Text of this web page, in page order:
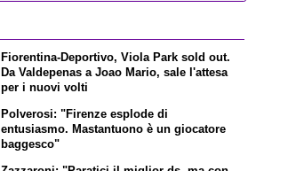
Fiorentina-Deportivo, Viola Park sold out.
Da Valdepenas a Joao Mario, sale l'attesa
per i nuovi volti
Polverosi: "Firenze esplode di
entusiasmo. Mastantuono è un giocatore
baggesco"